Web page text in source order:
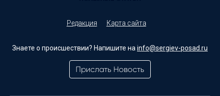
Редакция Карта сайта
Знаете о происшествии? Напишите на info@sergiev-posad.ru
Прислать Новость